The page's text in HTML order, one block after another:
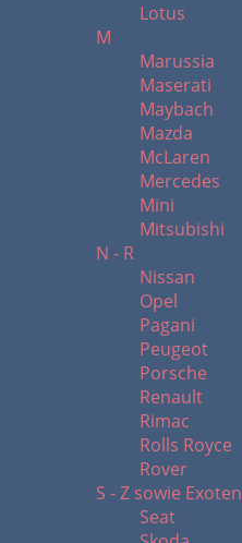
Lotus
M
Marussia
Maserati
Maybach
Mazda
McLaren
Mercedes
Mini
Mitsubishi
N - R
Nissan
Opel
Pagani
Peugeot
Porsche
Renault
Rimac
Rolls Royce
Rover
S - Z sowie Exoten
Seat